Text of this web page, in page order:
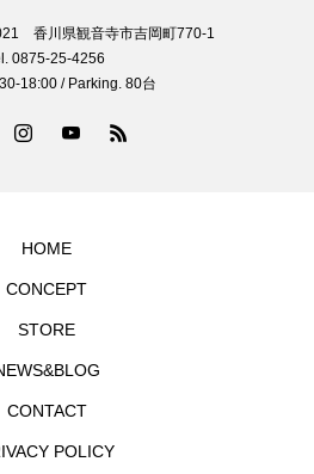
香川県観音寺市吉岡町770-1
0875-25-4256
18:00 / Parking. 80台
HOME
CONCEPT
STORE
CONTACT
POLICY